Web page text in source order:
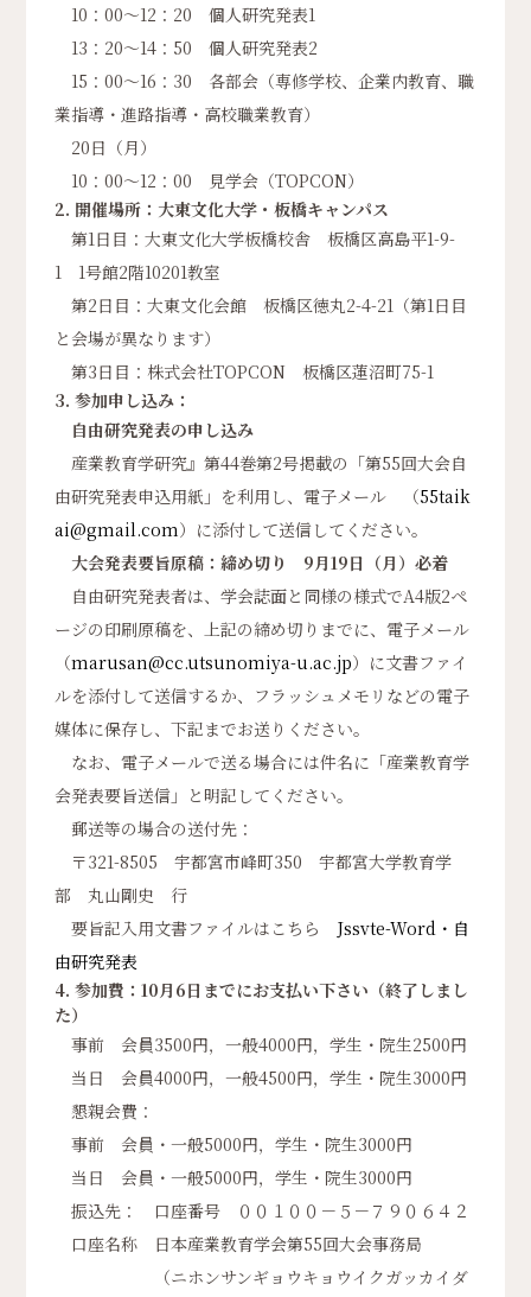
10：00～12：20 個人研究発表1
13：20～14：50 個人研究発表2
15：00～16：30 各部会（専修学校、企業内教育、職
業指導・進路指導・高校職業教育）
20日（月）
10：00～12：00 見学会（TOPCON）
2. 開催場所： 大東文化大学・板橋キャンパス
第1日目：大東文化大学板橋校舎 板橋区高島平1-9-
1 1号館2階10201教室
第2日目：大東文化会館 板橋区徳丸2-4-21（第1日目
と会場が異なります）
第3日目：株式会社TOPCON 板橋区蓮沼町75-1
3. 参加申し込み：
自由研究発表の申し込み
産業教育学研究』第44巻第2号掲載の「第55回大会自
由研究発表申込用紙」を利用し、電子メール （55taik
ai@gmail.com）に添付して送信してください。
大会発表要旨原稿：締め切り 9月19日（月）必着
自由研究発表者は、学会誌面と同様の様式でA4版2ペ
ージの印刷原稿を、上記の締め切りまでに、電子メール
（marusan@cc.utsunomiya-u.ac.jp）に文書ファイ
ルを添付して送信するか、フラッシュメモリなどの電子
媒体に保存し、下記までお送りください。
なお、電子メールで送る場合には件名に「産業教育学
会発表要旨送信」と明記してください。
郵送等の場合の送付先：
〒321-8505 宇都宮市峰町350 宇都宮大学教育学
部 丸山剛史 行
要旨記入用文書ファイルはこちら Jssvte-Word・自
由研究発表
4. 参加費：10月6日までにお支払い下さい（終了しまし
た）
事前 会員3500円，一般4000円，学生・院生2500円
当日 会員4000円，一般4500円，学生・院生3000円
懇親会費：
事前 会員・一般5000円，学生・院生3000円
当日 会員・一般5000円，学生・院生3000円
振込先： 口座番号 ００１００－５－７９０６４２
口座名称 日本産業教育学会第55回大会事務局
（ニホンサンギョウキョウイクガッカイダ